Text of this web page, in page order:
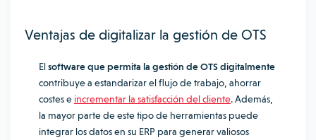
Ventajas de digitalizar la gestión de OTS
Elsoftware que permita la gestión de OTS digitalmente
contribuye a estandarizar el flujo de trabajo, ahorrar
costes e incrementar la satisfacción del cliente. Además,
la mayor parte de este tipo de herramientas puede
integrar los datos en su ERP para generar valiosos